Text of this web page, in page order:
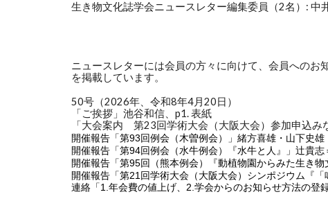
生き物文化誌学会ニュースレター編集委員（2名）:
ニュースレターには会員の方々に向けて、会員への
を掲載しています。
50号（2026年、令和8年4月20日）
「ご挨拶」池谷和信、p1. 表紙
「大会案内 第23回学術大会（大阪大会）参加申込み
開催報告「第93回例会（木曽例会）」緒方喜雄・山下史雄
開催報告「第94回例会（水牛例会）『水牛と人』」 辻貴志
開催報告「第95回（熊本例会）『動植物園からみた生き物
開催報告「第21回学術大会（大阪大会） シンポジウム『
連絡「1.年会費の値上げ、2.学会からのお知らせ方法の登